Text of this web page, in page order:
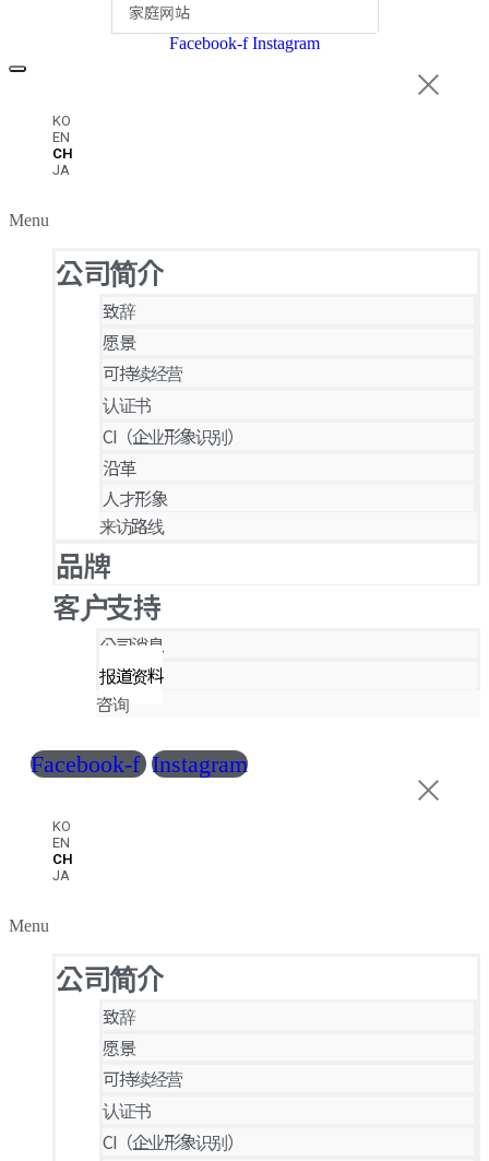
Facebook-f Instagram
KO
EN
CH
JA
Menu
公司简介
致辞
愿景
可持续经营
认证书
CI（企业形象识别）
沿革
人才形象
来访路线
品牌
客户支持
公司消息
报道资料
咨询
Facebook-f Instagram
KO
EN
CH
JA
Menu
公司简介
致辞
愿景
可持续经营
认证书
CI（企业形象识别）